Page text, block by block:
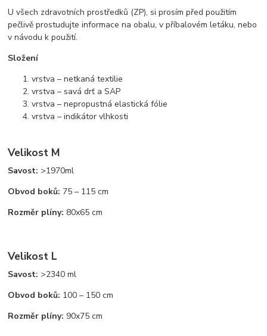
U všech zdravotních prostředků (ZP), si prosím před použitím
pečlivě prostudujte informace na obalu, v příbalovém letáku, nebo
v návodu k použití.
Složení
vrstva – netkaná textilie
vrstva – savá drť a SAP
vrstva – nepropustná elastická fólie
vrstva – indikátor vlhkosti
Velikost M
Savost: >1970ml
Obvod boků: 75 – 115 cm
Rozměr plíny: 80x65 cm
Velikost L
Savost: >2340 ml
Obvod boků: 100 – 150 cm
Rozměr plíny: 90x75 cm